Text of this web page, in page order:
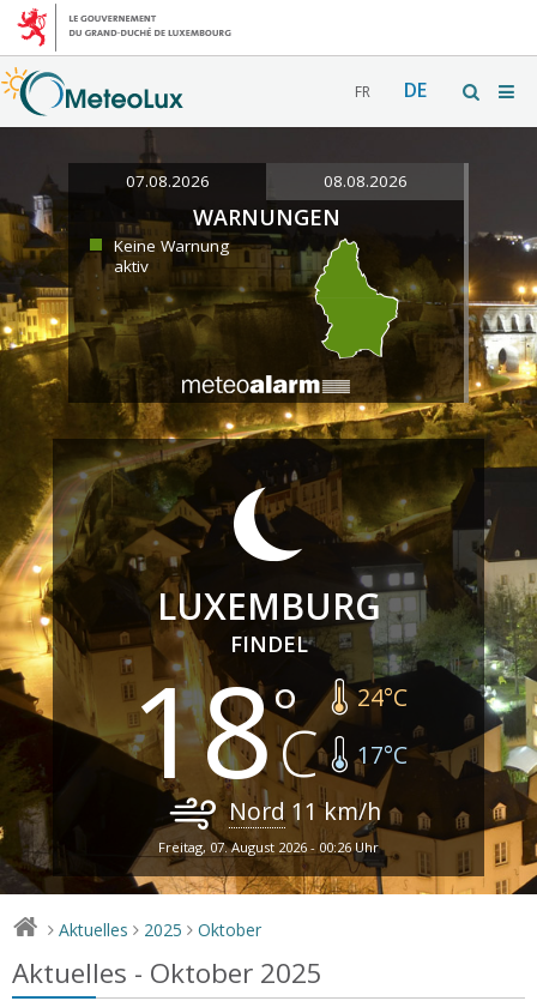
FR DE
07.08.2026 08.08.2026
WARNUNGEN
Keine Warnung
aktiv
LUXEMBURG
FINDEL
18 24°C
17°C
Nord 11km/h
Freitag, 07. August 2026 - 00:26 Uhr
> Aktuelles > 2025 > Oktober
Aktuelles - Oktober 2025